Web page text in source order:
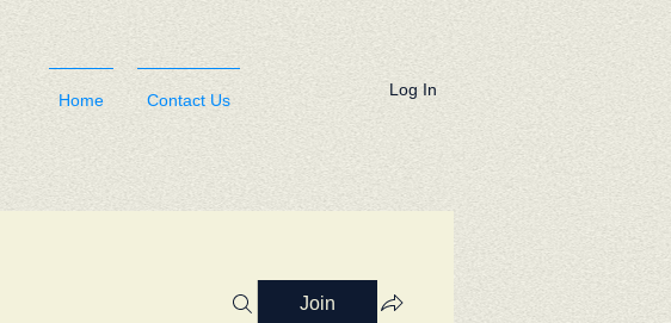
Home Contact Us
Log In
Join